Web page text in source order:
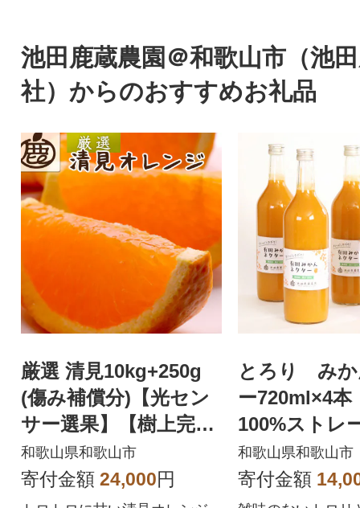
池田鹿蔵農園＠和歌山市（池
社）からのおすすめお礼品
厳選 清見10kg+250g
(傷み補償分)【光セン
サー選果】【樹上完熟
きよみオレンジ】
和歌山県和歌山市
寄付金額 24,000円
とろり みか
ー720ml×4本
100%ストレ
ース】【有
ュース】
和歌山県和歌山市
寄付金額